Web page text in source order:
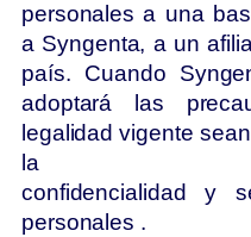
personales a una
a Syngenta, a un
país. Cuando
adoptará las
legalidad vigente
la
confidencialidad y
personales .